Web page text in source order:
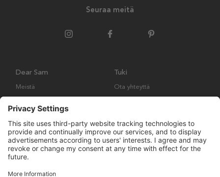
Seuraa meitä
Dear Sam
Meistä
Tuki
Ota yhteyttä
Palautukset ja vaatimukset